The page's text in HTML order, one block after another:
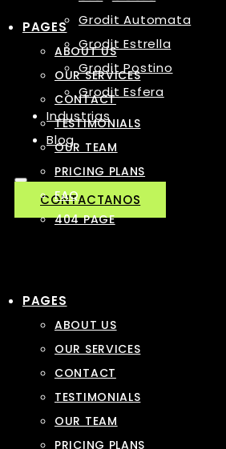
Grodit Automata
Grodit Estrella
Grodit Postino
Grodit Esfera
Industrias
Blog
CONTACTANOS
PAGES
ABOUT US
OUR SERVICES
CONTACT
TESTIMONIALS
OUR TEAM
PRICING PLANS
FAQ
404 PAGE
PAGES
ABOUT US
OUR SERVICES
CONTACT
TESTIMONIALS
OUR TEAM
PRICING PLANS